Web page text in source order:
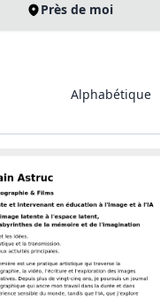
Près de moi